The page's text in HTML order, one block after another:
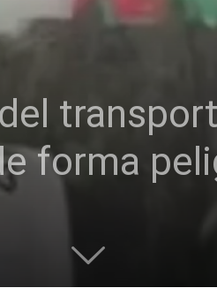
forma